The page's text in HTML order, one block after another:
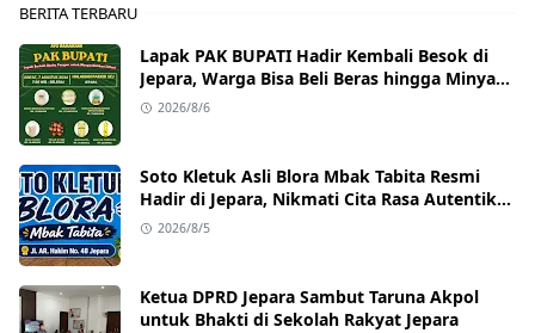
BERITA TERBARU
Lapak PAK BUPATI Hadir Kembali Besok di
Jepara, Warga Bisa Beli Beras hingga Minyak
Goreng dengan Harga Terjangkau
2026/8/6
Soto Kletuk Asli Blora Mbak Tabita Resmi
Hadir di Jepara, Nikmati Cita Rasa Autentik
Mulai Rp10 Ribu
2026/8/5
Ketua DPRD Jepara Sambut Taruna Akpol
untuk Bhakti di Sekolah Rakyat Jepara